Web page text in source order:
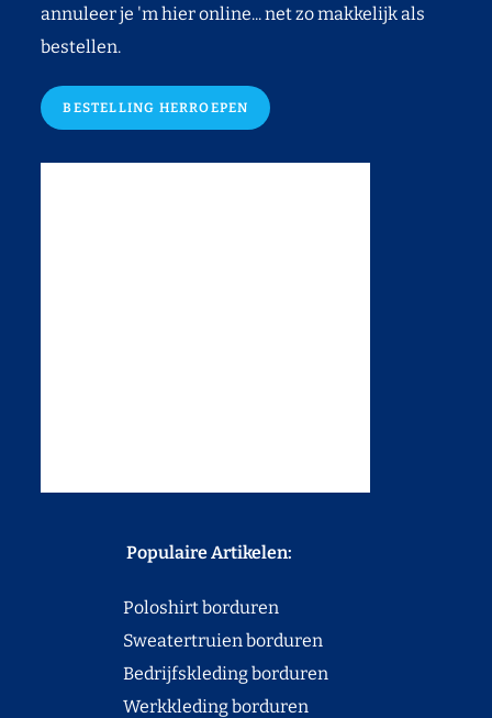
annuleer je 'm hier online... net zo makkelijk als
bestellen.
BESTELLING HERROEPEN
Populaire Artikelen:
Poloshirt borduren
Sweatertruien borduren
Bedrijfskleding borduren
Werkkleding borduren